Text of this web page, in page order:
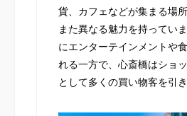
貨、カフェなどが集まる場
また異なる魅力を持ってい
にエンターテインメントや
れる一方で、心斎橋はショ
として多くの買い物客を引